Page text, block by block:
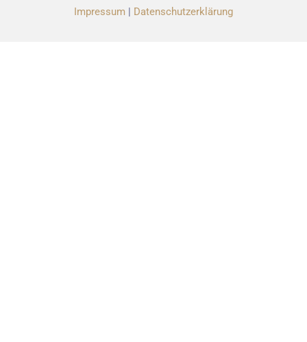
Impressum | Datenschutzerklärung